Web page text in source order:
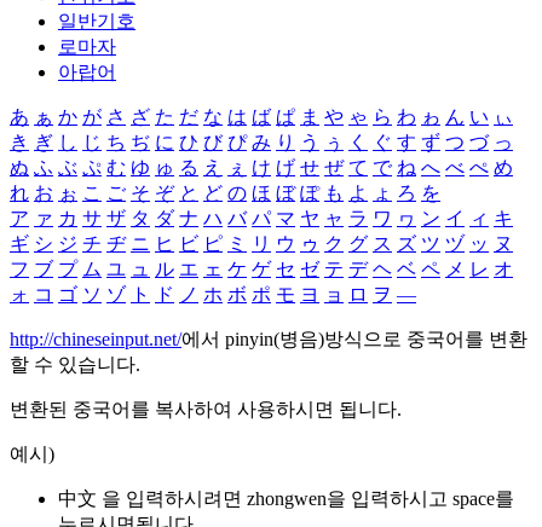
일반기호
로마자
아랍어
あ ぁ か が さ ざ た だ な は ば ぱ ま や ゃ ら わ ゎ ん い ぃ
き ぎ し じ ち ぢ に ひ び ぴ み り う ぅ く ぐ す ず つ づ っ
ぬ ふ ぶ ぷ む ゆ ゅ る え ぇ け げ せ ぜ て で ね へ べ ぺ め
れ お ぉ こ ご そ ぞ と ど の ほ ぼ ぽ も よ ょ ろ を
ア ァ カ サ ザ タ ダ ナ ハ バ パ マ ヤ ャ ラ ワ ヮ ン イ ィ キ
ギ シ ジ チ ヂ ニ ヒ ビ ピ ミ リ ウ ゥ ク グ ス ズ ツ ヅ ッ ヌ
フ ブ プ ム ユ ュ ル エ ェ ケ ゲ セ ゼ テ デ ヘ ベ ペ メ レ オ
ォ コ ゴ ソ ゾ ト ド ノ ホ ボ ポ モ ヨ ョ ロ ヲ ―
http://chineseinput.net/에서 pinyin(병음)방식으로 중국어를 변환
할 수 있습니다.
변환된 중국어를 복사하여 사용하시면 됩니다.
예시)
中文 을 입력하시려면 zhongwen을 입력하시고 space를